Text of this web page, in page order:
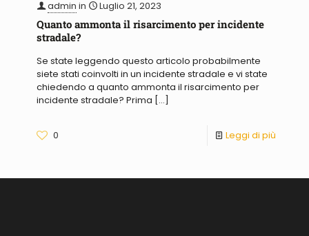
admin in Luglio 21, 2023
Quanto ammonta il risarcimento per incidente
stradale?
Se state leggendo questo articolo probabilmente
siete stati coinvolti in un incidente stradale e vi state
chiedendo a quanto ammonta il risarcimento per
incidente stradale? Prima […]
0 Leggi di più